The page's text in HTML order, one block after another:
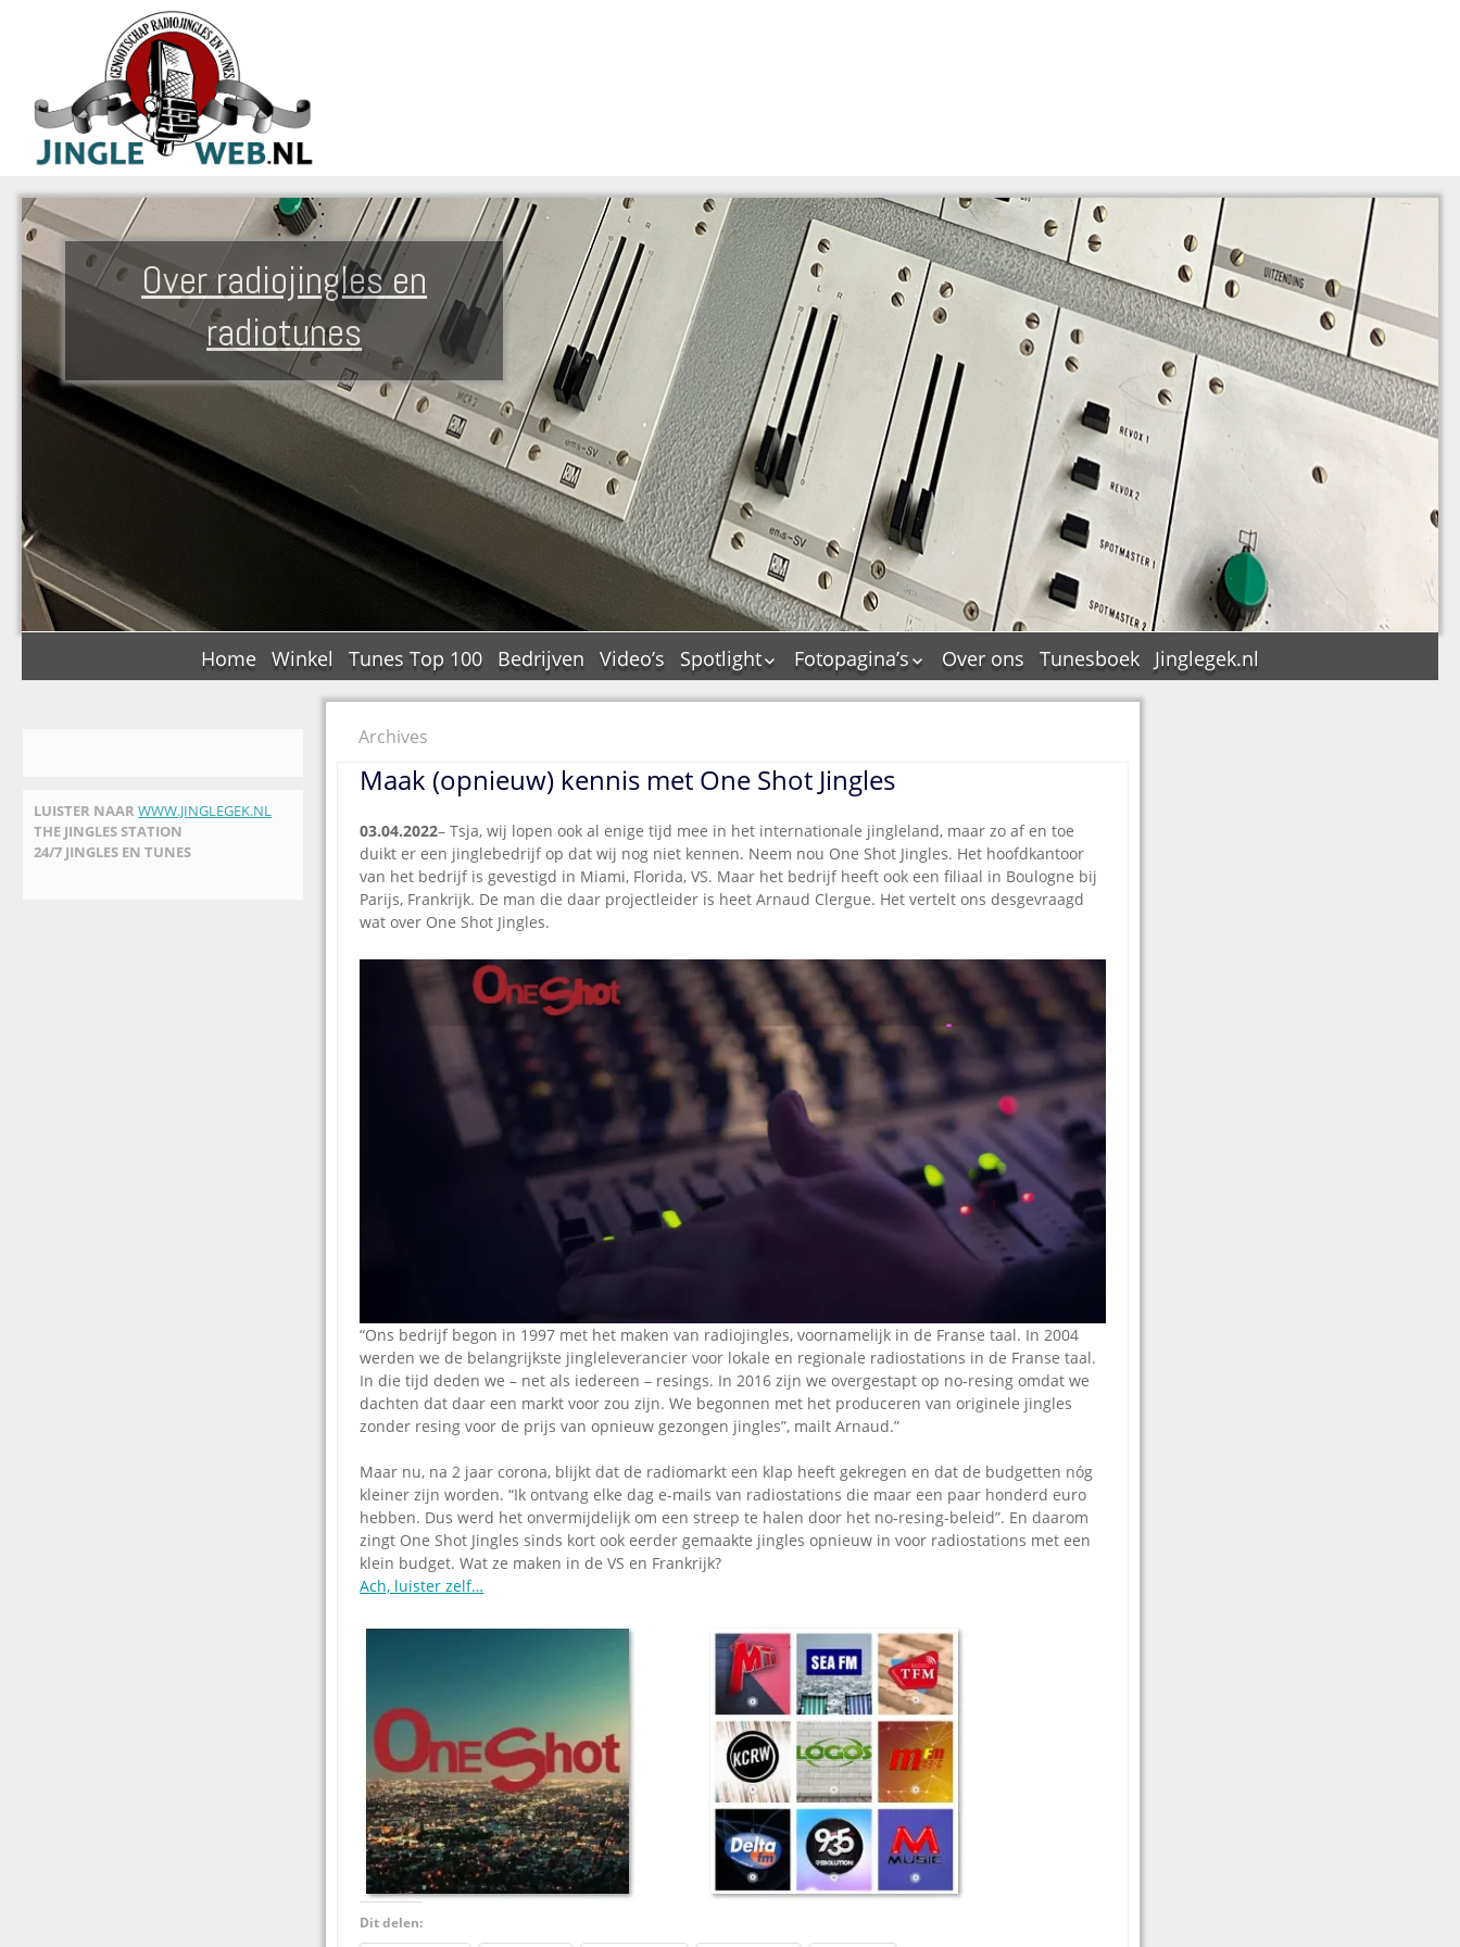
Over radiojingles en
radiotunes
Home Winkel Tunes Top 100 Bedrijven Video’s
Spotlight
De Tourflitsjingle –
tags
Dallas jingle city
De Tourtune
Ferry Maat 65
Ferry Maat interview
Jingle NIEUW
Omroepbanden
Stoomfluit Klaas
Vaak
Uitvinding
jinglecassette
Fotopagina’s
JAM in pictures
Pepper & Tanner in
Top Format in
pictures
Dik Voormekaar in
foto’s
Over ons Tunesboek Jinglegek.nl
LUISTER NAAR WWW.JINGLEGEK.NL
THE JINGLES STATION
24/7 JINGLES EN TUNES
Archives
Maak (opnieuw) kennis met One Shot Jingles
03.04.2022– Tsja, wij lopen ook al enige tijd mee in het internationale jingleland, maar zo af en toe
duikt er een jinglebedrijf op dat wij nog niet kennen. Neem nou One Shot Jingles. Het hoofdkantoor
van het bedrijf is gevestigd in Miami, Florida, VS. Maar het bedrijf heeft ook een filiaal in Boulogne bij
Parijs, Frankrijk. De man die daar projectleider is heet Arnaud Clergue. Het vertelt ons desgevraagd
wat over One Shot Jingles.
“Ons bedrijf begon in 1997 met het maken van radiojingles, voornamelijk in de Franse taal. In 2004
werden we de belangrijkste jingleleverancier voor lokale en regionale radiostations in de Franse taal.
In die tijd deden we – net als iedereen – resings. In 2016 zijn we overgestapt op no-resing omdat we
dachten dat daar een markt voor zou zijn. We begonnen met het produceren van originele jingles
zonder resing voor de prijs van opnieuw gezongen jingles”, mailt Arnaud.”
Maar nu, na 2 jaar corona, blijkt dat de radiomarkt een klap heeft gekregen en dat de budgetten nóg
kleiner zijn worden. “Ik ontvang elke dag e-mails van radiostations die maar een paar honderd euro
hebben. Dus werd het onvermijdelijk om een streep te halen door het no-resing-beleid”. En daarom
zingt One Shot Jingles sinds kort ook eerder gemaakte jingles opnieuw in voor radiostations met een
klein budget. Wat ze maken in de VS en Frankrijk?
Ach, luister zelf…
Dit delen: